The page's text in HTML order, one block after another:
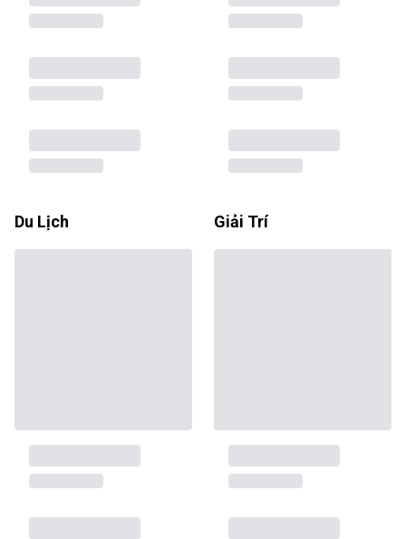
Du Lịch Giải Trí